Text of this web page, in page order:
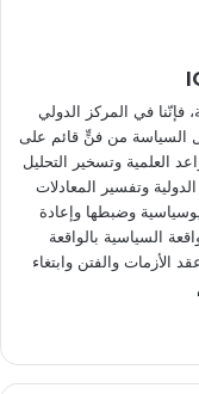
فإنّنا في المركز الدولي
السياسة من فنٍّ قائم على
العلمية وتسخير التحليل
وتفسير المعادلات
وضبطها وإعادة
السياسية بالواقعة
الأزمات والفتن وابتغاء